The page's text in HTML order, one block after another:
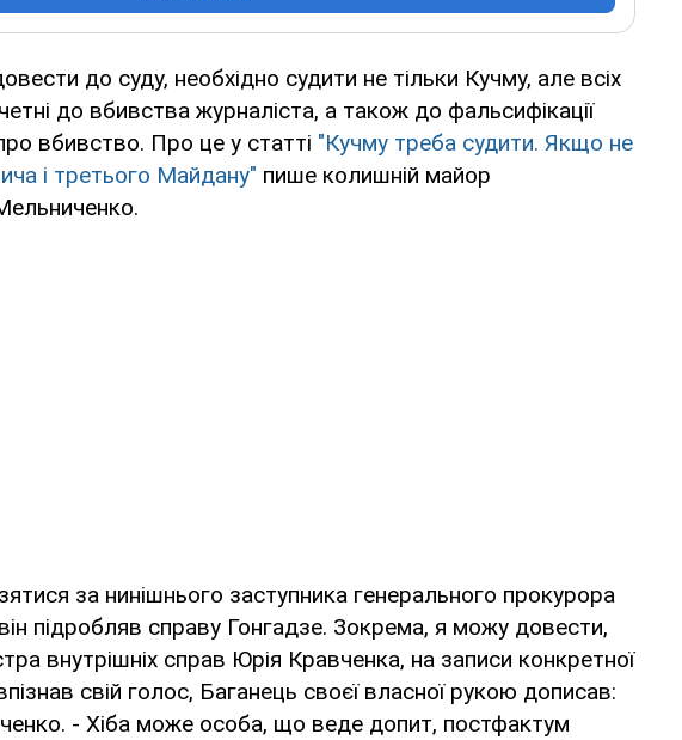
до суду, необхідно судити не тільки Кучму, але всіх
до вбивства журналіста, а також до фальсифікації
вбивство. Про це у статті "Кучму треба судити. Якщо не
і третього Майдану" пише колишній майор
за нинішнього заступника генерального прокурора
підробляв справу Гонгадзе. Зокрема, я можу довести,
внутрішніх справ Юрія Кравченка, на записи конкретної
свій голос, Баганець своєї власної рукою дописав:
- Хіба може особа, що веде допит, постфактум